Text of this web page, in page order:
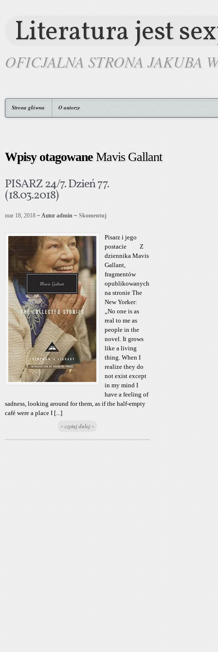
Literatura jest
OFICJALNA STRONA JAKUBA
Strona główna O autorze
Wpisy otagowaneMavis Gallant
PISARZ 24/7. Dzień 77.
(18.03.2018)
mar 18, 2018 ~ Autor admin ~ Skomentuj
Pisarz i jego
postacie Z
dziennika Mavis
Gallant,
fragmentów
opublikowanych
na stronie The
New Yorker:
„No one is as
real to me as
people in the
novel. It grows
like a living
thing. When I
realize they do
not exist except
in my mind I
have a feeling of
sadness, looking around for them, as if the half-empty
café were a place I [...]
~ czytaj dalej ~